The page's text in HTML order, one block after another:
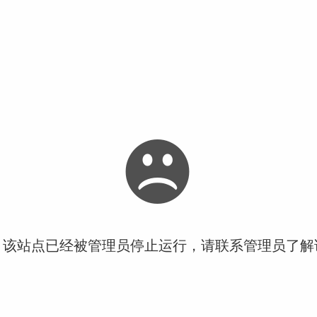
站点已经被管理员停止运行，请联系管理员了